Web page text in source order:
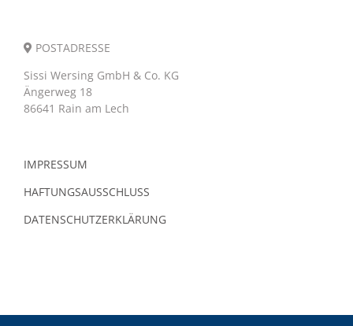
POSTADRESSE
Sissi Wersing GmbH & Co. KG
Ängerweg 18
86641 Rain am Lech
IMPRESSUM
HAFTUNGSAUSSCHLUSS
DATENSCHUTZERKLÄRUNG